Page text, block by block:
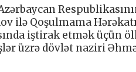
ilə Qoşulmama
iştirak etmək üçün
üzrə dövlət naziri